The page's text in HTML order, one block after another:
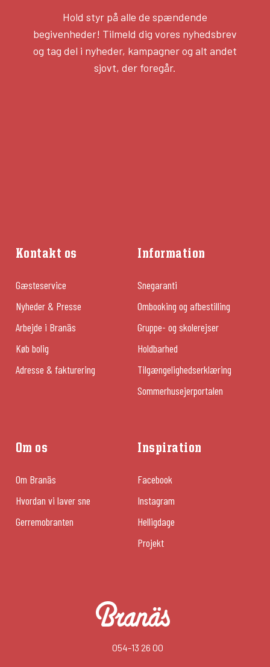
Hold styr på alle de spændende
begivenheder! Tilmeld dig vores nyhedsbrev
og tag del i nyheder, kampagner og alt andet
sjovt, der foregår.
Kontakt os
Gæsteservice
Nyheder & Presse
Arbejde i Branäs
Køb bolig
Adresse & fakturering
Information
Snegaranti
Ombooking og afbestilling
Gruppe- og skolerejser
Holdbarhed
Tilgængelighedserklæring
Sommerhusejerportalen
Om os
Om Branäs
Hvordan vi laver sne
Gerremobranten
Inspiration
Facebook
Instagram
Helligdage
Projekt
054-13 26 00